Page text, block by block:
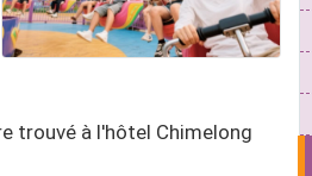
trouvé à l'hôtel Chimelong